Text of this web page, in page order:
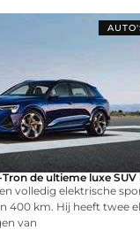
de ultieme luxe SUV
volledig elektrische
400 km. Hij heeft twee
van